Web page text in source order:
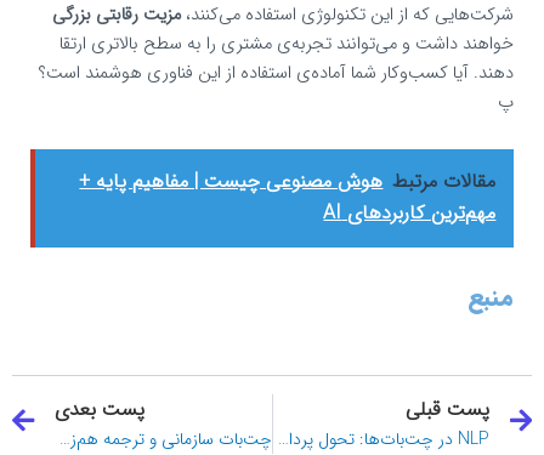
شرکت‌هایی که از این تکنولوژی استفاده می‌کنند،مزیت رقابتی بزرگی
خواهند داشت و می‌توانند تجربه‌ی مشتری را به سطح بالاتری ارتقا
دهند. آیا کسب‌وکار شما آماده‌ی استفاده از این فناوری هوشمند است؟
پ
مقالات مرتبط هوش مصنوعی چیست | مفاهیم پایه +
مهم‌ترین کاربردهای AI
منبع
قبلیپست قبلی
NLP در چت‌بات‌ها: تحول پردازش زبان طبیعی از BERT تا GPT-4
پست بعدی
چت‌بات سازمانی و ترجمه هم‌زمان، دنیای تعاملات بدون مرز